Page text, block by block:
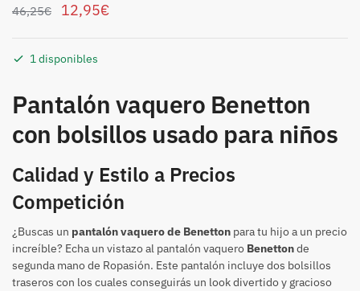
46,25€ 12,95€
1 disponibles
Pantalón vaquero Benetton
con bolsillos usado para niños
Calidad y Estilo a Precios
Competición
¿Buscas un pantalón vaquero de Benetton para tu hijo a un precio
increíble? Echa un vistazo al pantalón vaquero Benettonde
segunda mano de Ropasión. Este pantalón incluye dos bolsillos
traseros con los cuales conseguirás un look divertido y gracioso